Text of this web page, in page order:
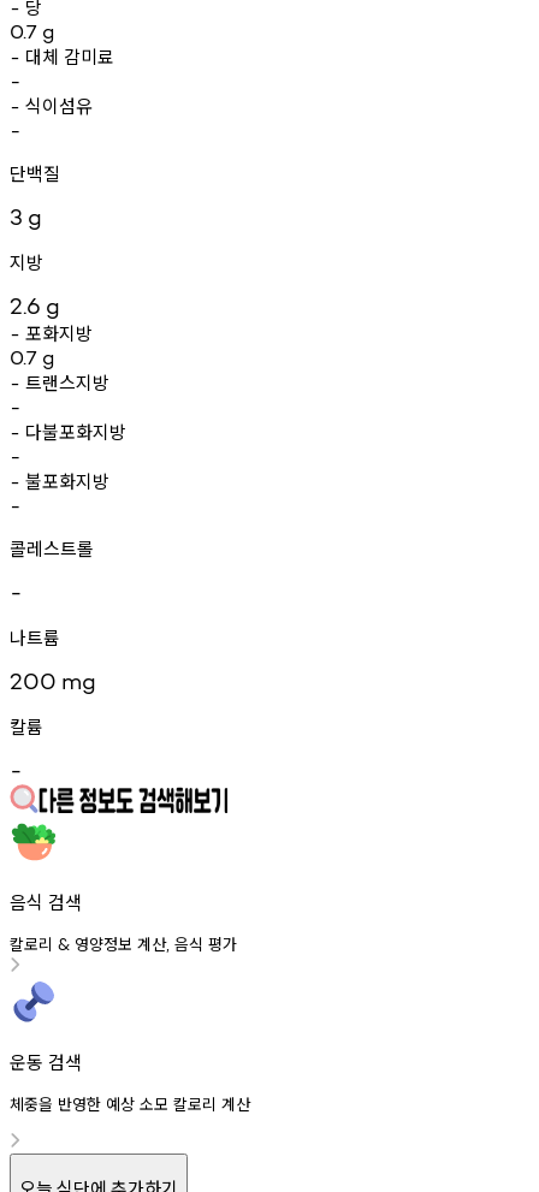
- 당
0.7 g
- 대체 감미료
-
- 식이섬유
-
단백질
3 g
지방
2.6 g
- 포화지방
0.7 g
- 트랜스지방
-
- 다불포화지방
-
- 불포화지방
-
콜레스트롤
-
나트륨
200 mg
칼륨
-
음식 검색
칼로리 & 영양정보 계산, 음식 평가
운동 검색
체중을 반영한 예상 소모 칼로리 계산